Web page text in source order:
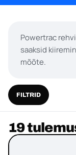
Powertrac
saaksid
mõõte.
FILTRID
19